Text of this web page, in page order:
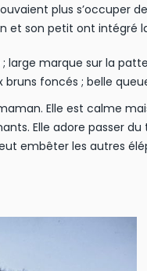
plus s’occuper
et son petit ont intégré
large marque sur la
foncés ; belle
Elle est calme
Elle adore passer
embêter les autres